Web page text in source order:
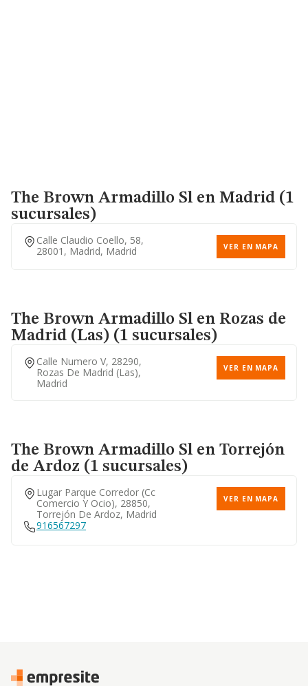
The Brown Armadillo Sl en Madrid (1
sucursales)
Calle Claudio Coello, 58,
28001, Madrid, Madrid
VER EN MAPA
The Brown Armadillo Sl en Rozas de
Madrid (Las) (1 sucursales)
Calle Numero V, 28290,
Rozas De Madrid (las),
Madrid
VER EN MAPA
The Brown Armadillo Sl en Torrejón
de Ardoz (1 sucursales)
Lugar Parque Corredor (cc
Comercio Y Ocio), 28850,
Torrejón De Ardoz, Madrid
VER EN MAPA
916567297